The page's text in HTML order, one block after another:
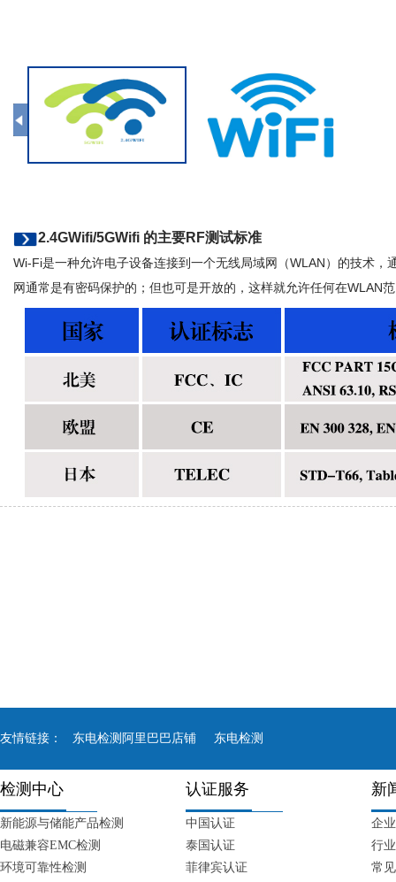
2.4GWifi/5GWifi 的主要RF测试标准
Wi-Fi是一种允许电子设备连接到一个无线局域网（WLAN）的技术
网通常是有密码保护的；但也可是开放的，这样就允许任何在WLAN
友情链接： 东电检测阿里巴巴店铺 东电检测
检测中心 认证服务 新
新能源与储能产品检测
电磁兼容EMC检测
环境可靠性检测
中国认证
泰国认证
菲律宾认证
企
行
常